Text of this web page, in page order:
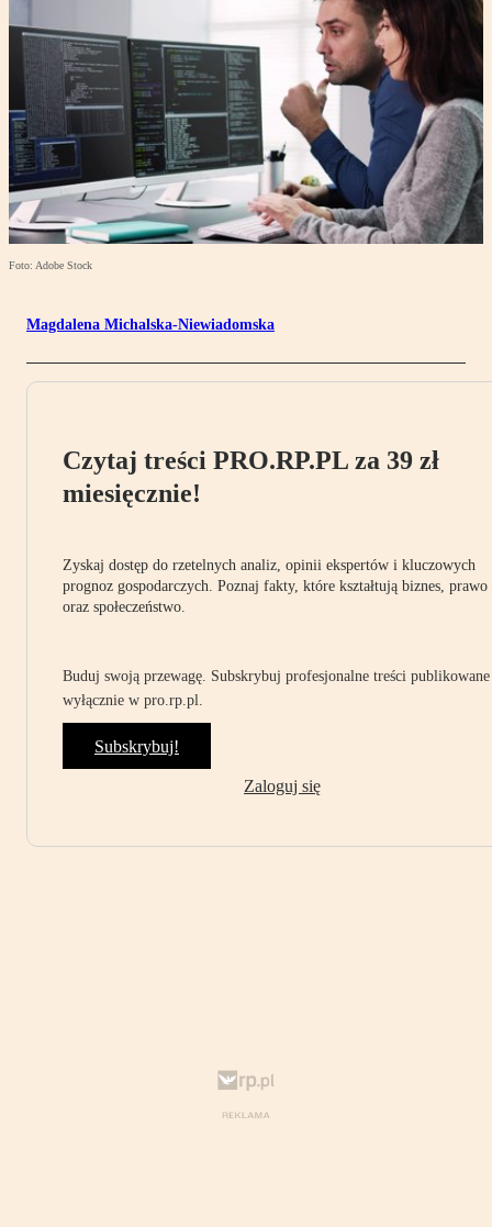
Foto: Adobe Stock
Magdalena Michalska-Niewiadomska
Czytaj treści PRO.RP.PL za 39 zł
miesięcznie!
Zyskaj dostęp do rzetelnych analiz, opinii ekspertów i kluczowych
prognoz gospodarczych. Poznaj fakty, które kształtują biznes, prawo
oraz społeczeństwo.
Buduj swoją przewagę. Subskrybuj profesjonalne treści publikowane
wyłącznie w pro.rp.pl.
Subskrybuj!
Zaloguj się